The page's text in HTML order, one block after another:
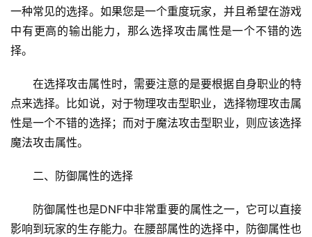
一种常见的选择。如果您是一个重度玩家，并且希望在游戏
中有更高的输出能力，那么选择攻击属性是一个不错的选
择。
在选择攻击属性时，需要注意的是要根据自身职业的特
点来选择。比如说，对于物理攻击型职业，选择物理攻击属
性是一个不错的选择；而对于魔法攻击型职业，则应该选择
魔法攻击属性。
二、防御属性的选择
防御属性也是DNF中非常重要的属性之一，它可以直接
影响到玩家的生存能力。在腰部属性的选择中，防御属性也